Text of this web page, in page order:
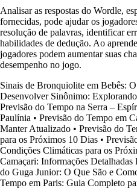
Analisar as respostas do Wordle,
fornecidas, pode ajudar os
resolução de palavras, identificar
habilidades de dedução. Ao
jogadores podem aumentar suas
desempenho no jogo.
Sinais de Bronquiolite em Bebês:
Desenvolver Sinônimo:
Previsão do Tempo na Serra –
Paulínia • Previsão do Tempo em
Manter Atualizado • Previsão do
para os Próximos 10 Dias •
Condições Climáticas para os
Camaçari: Informações
do Guga Junior: O Que São e
Tempo em Paris: Guia Completo